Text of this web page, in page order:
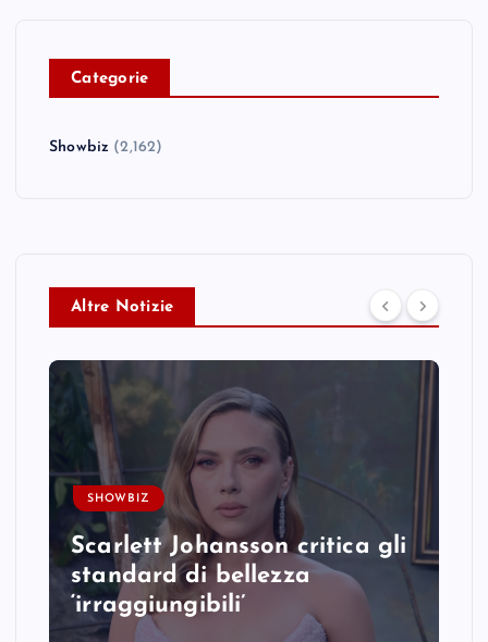
Categorie
Showbiz (2,162)
Altre Notizie
SHOWBIZ
Scarlett Johansson critica gli
standard di bellezza
‘irraggiungibili’